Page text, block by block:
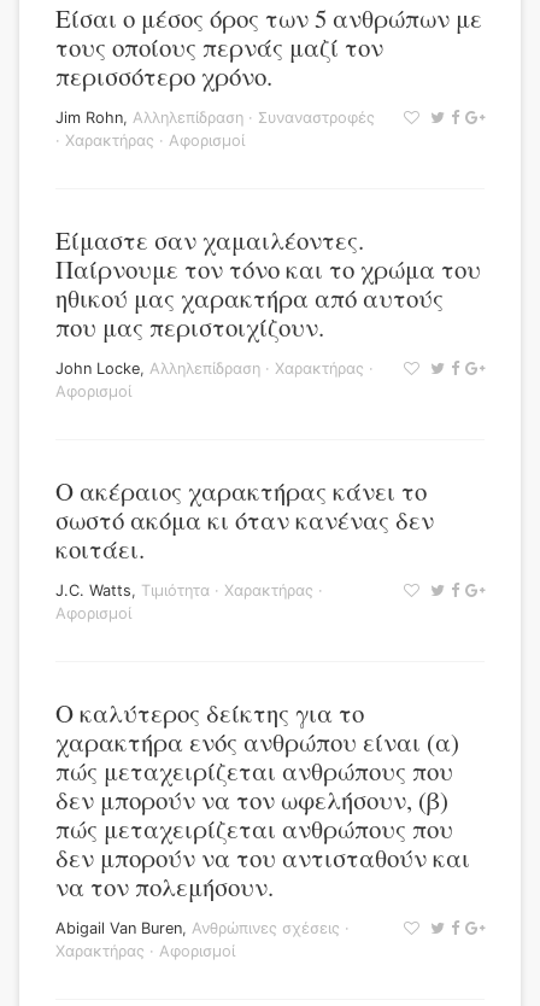
Είσαι ο μέσος όρος των 5 ανθρώπων με
τους οποίους περνάς μαζί τον
περισσότερο χρόνο.
Jim Rohn, Αλληλεπίδραση · Συναναστροφές
· Χαρακτήρας · Αφορισμοί
Είμαστε σαν χαμαιλέοντες.
Παίρνουμε τον τόνο και το χρώμα του
ηθικού μας χαρακτήρα από αυτούς
που μας περιστοιχίζουν.
John Locke, Αλληλεπίδραση · Χαρακτήρας ·
Αφορισμοί
Ο ακέραιος χαρακτήρας κάνει το
σωστό ακόμα κι όταν κανένας δεν
κοιτάει.
J.C. Watts, Τιμιότητα · Χαρακτήρας ·
Αφορισμοί
Ο καλύτερος δείκτης για το
χαρακτήρα ενός ανθρώπου είναι (α)
πώς μεταχειρίζεται ανθρώπους που
δεν μπορούν να τον ωφελήσουν, (β)
πώς μεταχειρίζεται ανθρώπους που
δεν μπορούν να του αντισταθούν και
να τον πολεμήσουν.
Abigail Van Buren, Ανθρώπινες σχέσεις ·
Χαρακτήρας · Αφορισμοί